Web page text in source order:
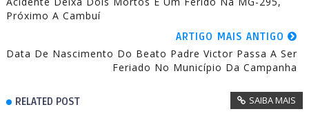
Próximo A Cambuí
ARTIGO MAIS ANTIGO
Data De Nascimento Do Beato Padre Victor Passa A Ser
Feriado No Município Da Campanha
RELATED POST SAIBA MAIS